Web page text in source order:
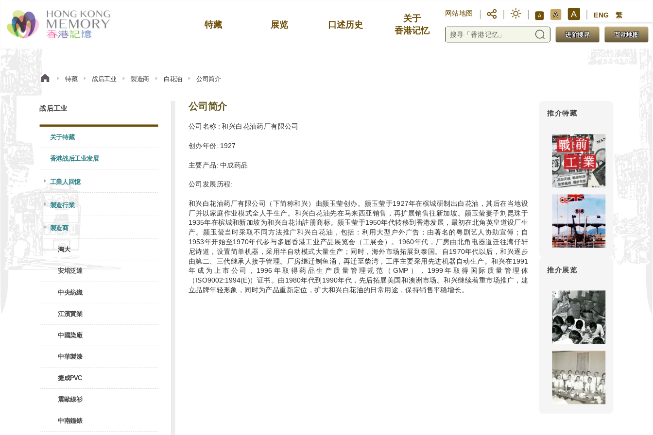
特藏 展览 口述历史
关于
香港记忆
网站地图 A A A ENG 繁
进阶搜寻 互动地图
特藏 战后工业 製造商 白花油 公司简介
战后工业
关于特藏
香港战后工业发展
工業人回憶
製造行業
製造商
淘大
安培泛達
中央紡織
江濱實業
中國染廠
中華製漆
捷成PVC
震歐線衫
中南鐘錶
公司简介
公司名称 : 和兴白花油药厂有限公司
创办年份: 1927
主要产品: 中成药品
公司发展历程:
和兴白花油药厂有限公司（下简称和兴）由颜玉莹创办。颜玉莹于1927年在槟城研制出白花油，其后在当地设
厂并以家庭作业模式全人手生产。和兴白花油先在马来西亚销售，再扩展销售往新加坡。颜玉莹妻子刘昆珠于
1935年在槟城和新加坡为和兴白花油註册商标。颜玉莹于1950年代转移到香港发展，最初在北角英皇道设厂生
产。颜玉莹当时采取不同方法推广和兴白花油，包括：利用大型户外广告；由著名的粤剧艺人协助宣傅；自
1953年开始至1970年代参与多届香港工业产品展览会（工展会）。1960年代，厂房由北角电器道迁往湾仔轩
尼诗道，设置简单机器，采用半自动模式大量生产；同时，海外市场拓展到泰国。自1970年代以后，和兴逐步
由第二、三代继承人接手管理。厂房继迁鲗鱼涌，再迁至柴湾，工序主要采用先进机器自动生产。和兴在1991
年成为上市公司，1996年取得药品生产质量管理规范（GMP），1999年取得国际质量管理体
（ISO9002:1994(E)）证书。由1980年代到1990年代，先后拓展美国和澳洲市场。和兴继续着重市场推广，建
立品牌年轻形象，同时为产品重新定位，扩大和兴白花油的日常用途，保持销售平稳增长。
推介特藏
推介展览